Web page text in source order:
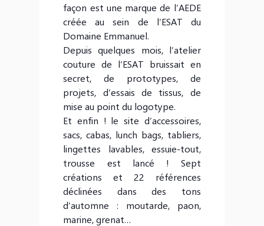
façon est une marque de l’AEDE
créée au sein de l’ESAT du
Domaine Emmanuel.
Depuis quelques mois, l’atelier
couture de l’ESAT bruissait en
secret, de prototypes, de
projets, d’essais de tissus, de
mise au point du logotype.
Et enfin ! le site d’accessoires,
sacs, cabas, lunch bags, tabliers,
lingettes lavables, essuie-tout,
trousse est lancé ! Sept
créations et 22 références
déclinées dans des tons
d’automne : moutarde, paon,
marine, grenat…